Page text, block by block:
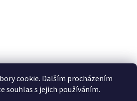
cookie. Dalším procházením
souhlas s jejich používáním.